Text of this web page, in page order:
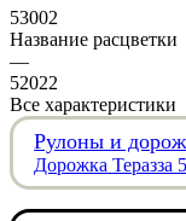
53002
Название расцветки
—
52022
Все характеристики
Рулоны и
Дорожка Теразза